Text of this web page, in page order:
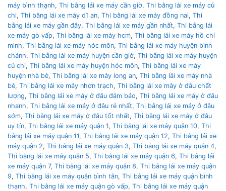
máy bình thạnh, Thi bằng lái xe máy cần giờ, Thi bằng lái xe máy củ
chi, Thi bằng lái xe máy dĩ an, Thi bằng lái xe máy đồng nai, Thi
bằng lái xe máy gần đây, Thi bằng lái xe máy gần nhất, Thi bằng lái
xe máy gò vấp, Thi bằng lái xe máy hcm, Thi bằng lái xe máy hồ chí
minh, Thi bằng lái xe máy hóc môn, Thi bằng lái xe máy huyện bình
chánh, Thi bằng lái xe máy huyện cần giờ, Thi bằng lái xe máy huyện
củ chi, Thi bằng lái xe máy huyện hóc môn, Thi bằng lái xe máy
huyện nhà bè, Thi bằng lái xe máy long an, Thi bằng lái xe máy nhà
bè, Thi bằng lái xe máy nhơn trạch, Thi bằng lái xe máy ở đâu chất
lượng, Thi bằng lái xe máy ở đâu đảm bảo, Thi bằng lái xe máy ở đâu
nhanh, Thi bằng lái xe máy ở đâu rẻ nhất, Thi bằng lái xe máy ở đâu
sớm, Thi bằng lái xe máy ở đâu tốt nhất, Thi bằng lái xe máy ở đâu
uy tín, Thi bằng lái xe máy quận 1, Thi bằng lái xe máy quận 10, Thi
bằng lái xe máy quận 11, Thi bằng lái xe máy quận 12, Thi bằng lái xe
máy quận 2, Thi bằng lái xe máy quận 3, Thi bằng lái xe máy quận 4,
Thi bằng lái xe máy quận 5, Thi bằng lái xe máy quận 6, Thi bằng lái
xe máy quận 7, Thi bằng lái xe máy quận 8, Thi bằng lái xe máy quận
9, Thi bằng lái xe máy quận bình tân, Thi bằng lái xe máy quận bình
thạnh, Thi bằng lái xe máy quận gò vấp, Thi bằng lái xe máy quận